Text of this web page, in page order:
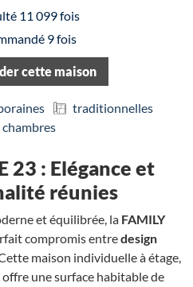
11 099 fois
9 fois
Chargement...
cette maison
traditionnelles
chambres
23 : Elégance et
réunies
et équilibrée, la FAMILY
compromis entredesign
maison individuelle à étage,
offre une surface habitable de